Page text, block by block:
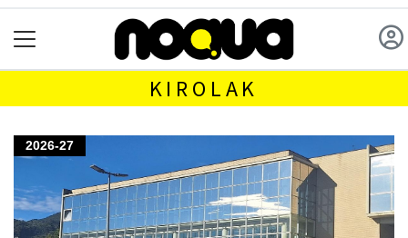
KIROLAK
2026-27